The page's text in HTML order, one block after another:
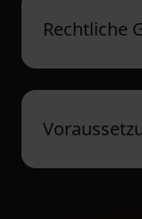
Rechtliche